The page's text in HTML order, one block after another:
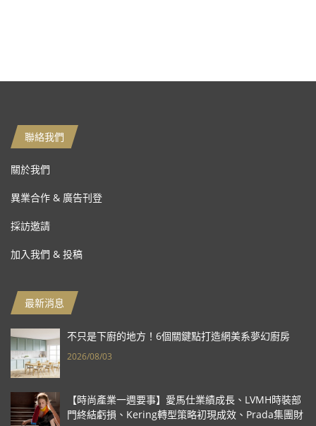
聯絡我們
關於我們
異業合作 & 廣告刊登
採訪邀請
加入我們 & 投稿
最新消息
不只是下廚的地方！6個關鍵點打造網美系夢幻廚房
2026/08/03
【時尚產業一週要事】愛馬仕業績成長、LVMH時裝部
門終結虧損、Kering轉型策略初現成效、Prada集團財